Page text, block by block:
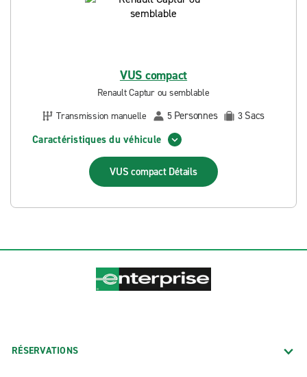
VUS compact
Renault Captur ou semblable
Transmission manuelle
5 Personnes 3 Sacs
Caractéristiques du véhicule
VUS compact Détails
RÉSERVATIONS